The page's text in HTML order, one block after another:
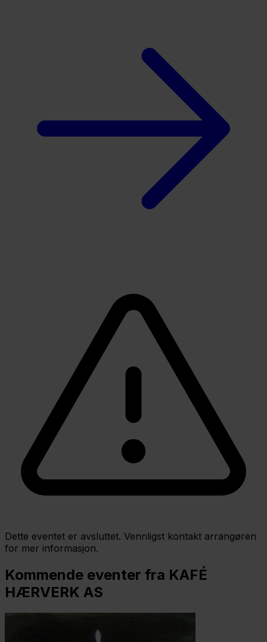
Dette eventet er avsluttet. Vennligst kontakt arrangøren
for mer informasjon.
Kommende eventer fra KAFÉ
HÆRVERK AS